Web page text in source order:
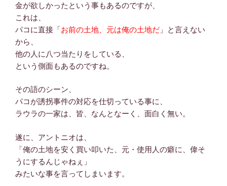
金が欲しかったという事もあるのですが、
これは、
パコに直接「お前の土地、元は俺の土地だ 」と言えない
から、
他の人に八つ当たりをしている、
という側面もあるのですね。
その語のシーン、
パコが誘拐事件の対応を仕切っている事に、
ラウラの一家は、皆、なんとなーく、面白く無い。
遂に、アントニオは、
「俺の土地を安く買い叩いた、元・使用人の癖に、偉そ
うにするんじゃねぇ」
みたいな事を言ってしまいます。